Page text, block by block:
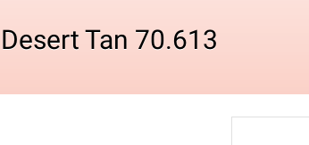
Tan 70.613